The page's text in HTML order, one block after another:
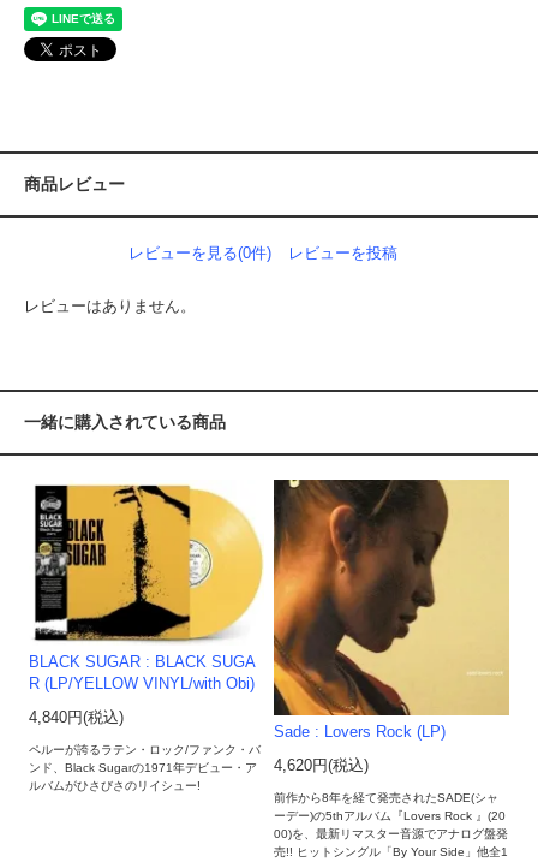
商品レビュー
レビューを見る(0件) レビューを投稿
レビューはありません。
一緒に購入されている商品
BLACK SUGAR : BLACK SUGA
R (LP/YELLOW VINYL/with Obi)
4,840円(税込)
ペルーが誇るラテン・ロック/ファンク・バ
ンド、Black Sugarの1971年デビュー・ア
ルバムがひさびさのリイシュー!
Sade : Lovers Rock (LP)
4,620円(税込)
前作から8年を経て発売されたSADE(シャ
ーデー)の5thアルバム『Lovers Rock 』(20
00)を、最新リマスター音源でアナログ盤発
売!! ヒットシングル「By Your Side」他全1